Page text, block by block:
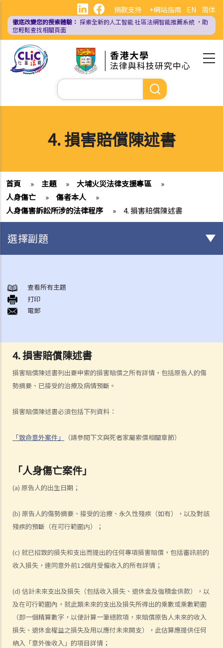
內
EN 简体
捐款支持 +網站指南
徹底改變您的搜索體驗： 探索全新的人工智能社區法網智能推薦系統 ，助
您輕鬆查找相關頁面
Search
4. 損害賠償陳述書
首頁 » 主題 » 大埔火災法律支援專區
»
人身傷亡
» 傷者本人
»
人身傷害訴訟所涉的法律程序
» 4. 損害賠償陳述書
4. 損害賠償陳述書
損害賠償陳述書列出要申索的損害賠償之所有詳情，包括原告人的傷
勢摘要、已接受的治療及病情預斷。
損害賠償陳述書必須包括下列資料：
「致命意外案件」 （請參閱下文與死者家屬索償相關章節）
「人身傷亡案件」
(a) 原告人的出生日期；
(b) 原告人的傷勢摘要、接受的治療、永久性殘疾（如有），以及對該
殘疾的預斷（在可行範圍内）；
(c) 就已招致的損失和支出而提出的任何專項損害賠償，包括審訊前的
收入損失，連同意外前12個月受僱收入的所有詳情；
(d) 估計未來支出及損失（包括收入損失、退休金及強積金供款），以
及在可行範圍內，就此類未來的支出及損失所得出的乘數或乘數範圍
（即一個精算數字，以便計算一筆總款項，來賠償原告人未來的收入
損失、退休金權益之損失及用以應付未來開支），此估算應提供任何
納入「意外後收入」的項目詳情；
選擇副題
A. 火葬
B. 骨灰安置所（靈灰安置所）
C. 土葬
E. 骨灰撒海
F. 遺體／骨殖／骨灰出入香港
人身傷亡
傷者本人
我受傷後，何時可提出申索？
人身傷害訴訟所涉的法律程序
2. 傳訊令狀
3. 申索陳述書
5. 抗辯書
6. 證明書（收費安排）
8. 委託專家擬備報告的守則
9. 核對表評檢及案件管理問卷
11. 審訊前的覆核
就人身傷害提出申索，是否存在時限？
就人身傷害提出申索，會取得多少賠償？
涉及非致命意外的申索
查看所有主題
打印
電郵